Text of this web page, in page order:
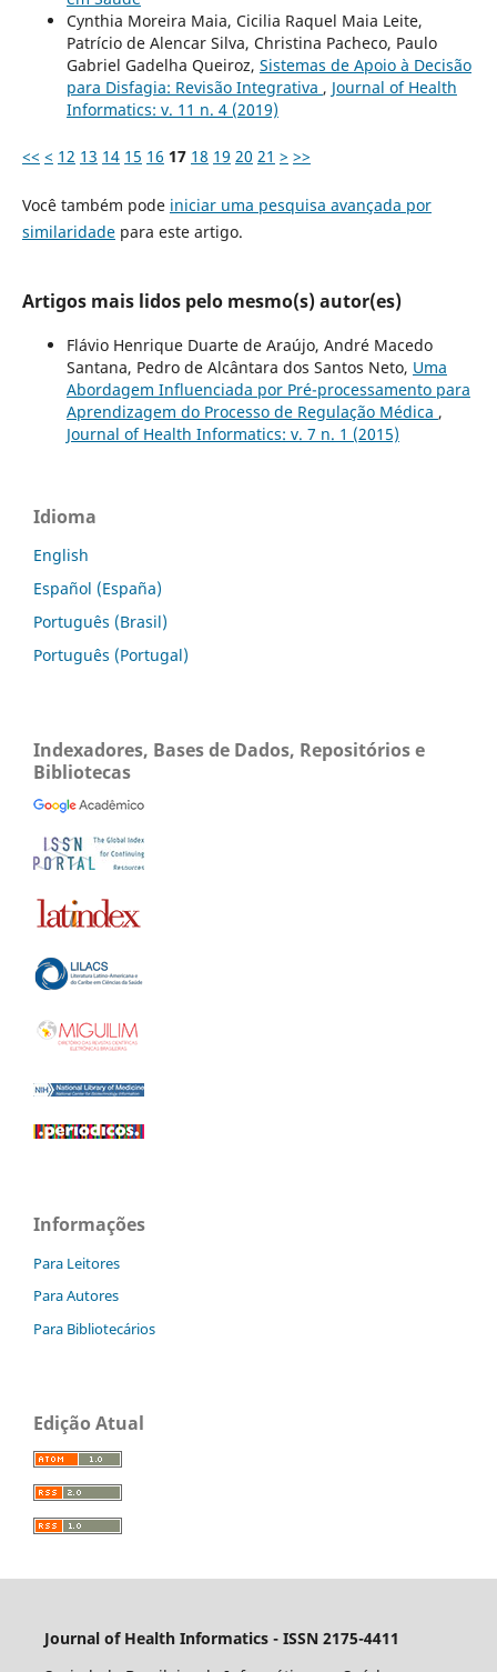
Cynthia Moreira Maia, Cicilia Raquel Maia Leite,
Patrício de Alencar Silva, Christina Pacheco, Paulo
Gabriel Gadelha Queiroz, Sistemas de Apoio à Decisão
para Disfagia: Revisão Integrativa , Journal of Health
Informatics: v. 11 n. 4 (2019)
<< < 12 13 14 15 16 17 18 19 20 21 > >>
Você também pode iniciar uma pesquisa avançada por
similaridadepara este artigo.
Artigos mais lidos pelo mesmo(s) autor(es)
Flávio Henrique Duarte de Araújo, André Macedo
Santana, Pedro de Alcântara dos Santos Neto, Uma
Abordagem Influenciada por Pré-processamento para
Aprendizagem do Processo de Regulação Médica ,
Journal of Health Informatics: v. 7 n. 1 (2015)
Idioma
English
Español (España)
Português (Brasil)
Português (Portugal)
Indexadores, Bases de Dados, Repositórios e
Bibliotecas
Informações
Para Leitores
Para Autores
Para Bibliotecários
Edição Atual
Journal of Health Informatics - ISSN 2175-4411